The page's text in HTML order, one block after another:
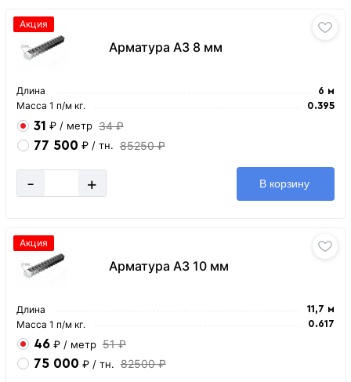
Арматура А3 8 мм
Акция
Длина 6 м
Масса 1 п/м кг. 0.395
31 ₽ / метр 34 ₽
77 500 ₽ / тн. 85250 ₽
- + В корзину
Арматура А3 10 мм
Акция
Длина 11,7 м
Масса 1 п/м кг. 0.617
46 ₽ / метр 51 ₽
75 000 ₽ / тн. 82500 ₽